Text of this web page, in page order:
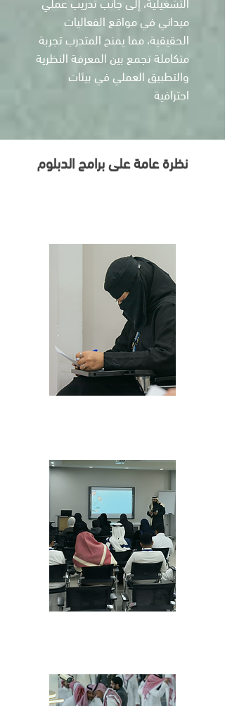
ميداني في مواقع الفعاليات
الحقيقية، مما يمنح المتدرب تجربة
متكاملة تجمع بين المعرفة النظرية
والتطبيق العملي في بيئات
احترافية
نظرة عامة على برامج الدبلوم